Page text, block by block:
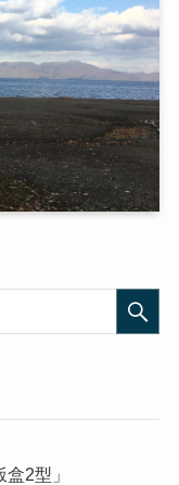
2型」